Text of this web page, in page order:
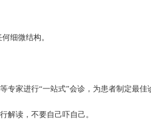
细微结构。
家进行“一站式”会诊，为患者制定最佳
解读，不要自己吓自己。